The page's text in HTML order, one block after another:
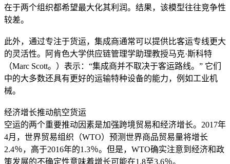
在于两个组织都希望最大化其利润。结果，该模型往往竞争性
较差。
此外，通过专注于货运，集成商通常可以提供比客运专线更大
的灵活性。阿肯色大学供应链管理学助理教授马克·斯科特
（Marc Scott。）表示：“集成商并不取决于客运路线。” 它们
中的大多数还具有更好的运输特种设备的能力，例如工业机
械。
经济增长推动航空货运
空运的两个重要推动因素是加强跨境贸易和经济增长。2017年
4月，世界贸易组织（WTO）预测世界商品贸易量将增长
2.4％，高于2016年的1.3％。但是，WTO确实注意到经济和政
策发展的不确定性意味着增长可能在1.8至3.6％。